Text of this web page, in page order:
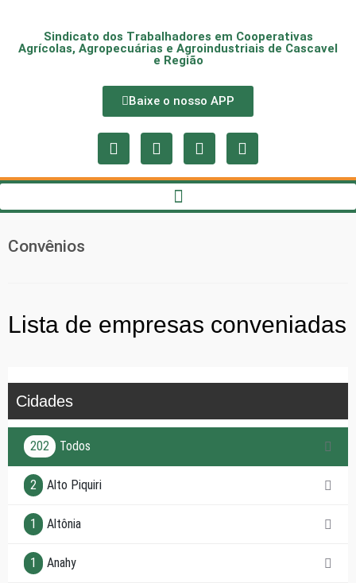
Sindicato dos Trabalhadores em Cooperativas
Agrícolas, Agropecuárias e Agroindustriais de Cascavel
e Região
Baixe o nosso APP
Convênios
Lista de empresas conveniadas
Cidades
202 Todos
2 Alto Piquiri
1 Altônia
1 Anahy